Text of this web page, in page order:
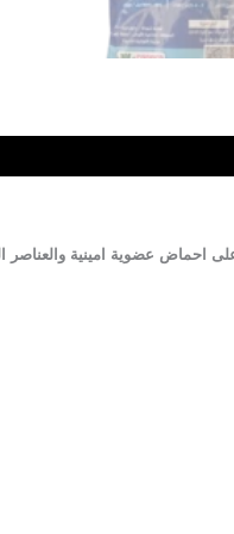
احماض عضوية امينية والعناصر